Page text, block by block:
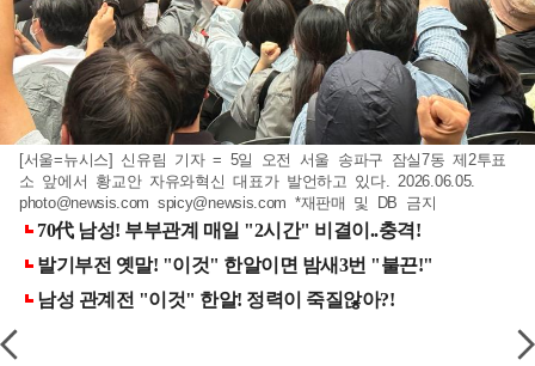
[서울=뉴시스] 신유림 기자 = 5일 오전 서울 송파구 잠실7동 제2투표
소 앞에서 황교안 자유와혁신 대표가 발언하고 있다. 2026.06.05.
photo@newsis.com spicy@newsis.com *재판매 및 DB 금지